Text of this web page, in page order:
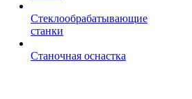
Стеклообрабатывающие
станки
Станочная оснастка